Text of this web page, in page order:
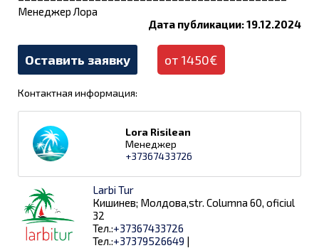
Менеджер Лора
Дата публикации: 19.12.2024
Оставить заявку от 1450€
Контактная информация:
Lora Risilean
Менеджер
+37367433726
Larbi Tur
Кишинев; Молдова,str. Columna 60, oficiul
32
Тел.:+37367433726
Тел.:+37379526649 |